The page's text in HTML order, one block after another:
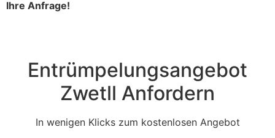
Ihre Anfrage!
Entrümpelungsangebot
Zwetll Anfordern
In wenigen Klicks zum kostenlosen Angebot